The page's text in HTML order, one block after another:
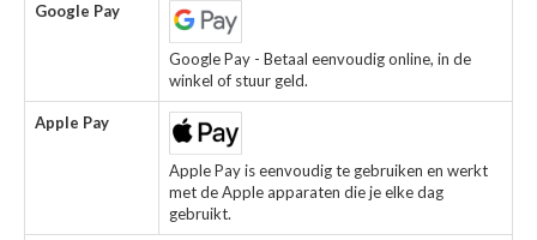
Google Pay
Google Pay - Betaal eenvoudig online, in de
winkel of stuur geld.
Apple Pay
Apple Pay is eenvoudig te gebruiken en werkt
met de Apple apparaten die je elke dag
gebruikt.